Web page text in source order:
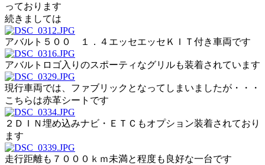
っております
続きましては
アバルト５００ １．４エッセエッセＫＩＴ付き車両です
アバルトロゴ入りのスポーティなグリルも装着されています
現行車両では、ファブリックとなってしまいましたが・・・
こちらは赤革シートです
２ＤＩＮ埋め込みナビ・ＥＴＣもオプション装着されており
ます
走行距離も７０００ｋｍ未満と程度も良好な一台です